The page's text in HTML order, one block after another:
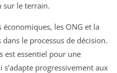
sur le terrain.
les ONG et la
le processus de décision.
est essentiel pour une
progressivement aux